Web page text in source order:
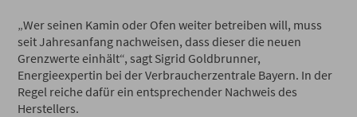
„Wer seinen Kamin oder Ofen weiter betreiben will, muss
seit Jahresanfang nachweisen, dass dieser die neuen
Grenzwerte einhält“, sagt Sigrid Goldbrunner,
Energieexpertin bei der Verbraucherzentrale Bayern. In der
Regel reiche dafür ein entsprechender Nachweis des
Herstellers.